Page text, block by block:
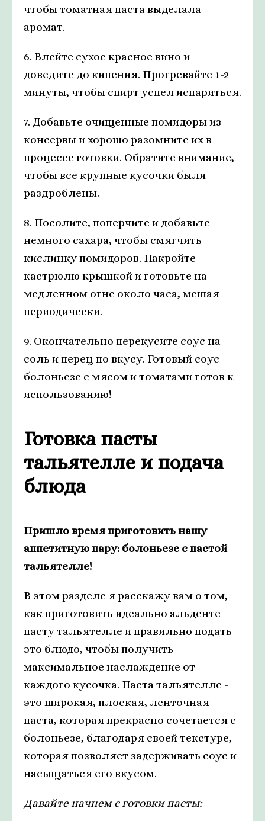
чтобы томатная паста выделала
аромат.
6. Влейте сухое красное вино и
доведите до кипения. Прогревайте 1-2
минуты, чтобы спирт успел испариться.
7. Добавьте очищенные помидоры из
консервы и хорошо разомните их в
процессе готовки. Обратите внимание,
чтобы все крупные кусочки были
раздроблены.
8. Посолите, поперчите и добавьте
немного сахара, чтобы смягчить
кислинку помидоров. Накройте
кастрюлю крышкой и готовьте на
медленном огне около часа, мешая
периодически.
9. Окончательно перекусите соус на
соль и перец по вкусу. Готовый соус
болоньезе с мясом и томатами готов к
использованию!
Готовка пасты
тальятелле и подача
блюда
Пришло время приготовить нашу
аппетитную пару: болоньезе с пастой
тальятелле!
В этом разделе я расскажу вам о том,
как приготовить идеально альденте
пасту тальятелле и правильно подать
это блюдо, чтобы получить
максимальное наслаждение от
каждого кусочка. Паста тальятелле -
это широкая, плоская, ленточная
паста, которая прекрасно сочетается с
болоньезе, благодаря своей текстуре,
которая позволяет задерживать соус и
насыщаться его вкусом.
Давайте начнем с готовки пасты: